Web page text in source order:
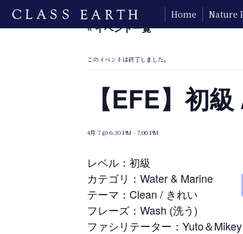
Home Nature
« イベント一覧
このイベントは終了しました。
【EFE】初
4月 7 @ 6:30 PM - 7:00 PM
レベル：初級
カテゴリ：Water & Marine
テーマ：Clean / きれい
フレーズ：Wash (洗う)
ファシリテーター：Yuto＆Mikey